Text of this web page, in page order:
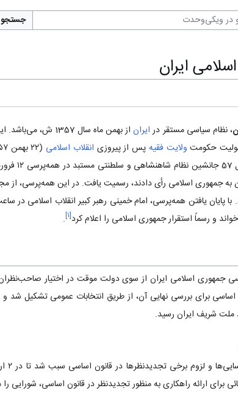
جستجو
ایران
، نظام سیاسی مستقر درایران
از بهمن ماه سال
حکومت ولایت فقیه پس از پیروزی انقلاب اسلامی (۲۲ بهمن ۱۳۵۷) به رهبری
و رسماً استقرار جمهوری اسلامی را اعلام کرد[۱]
.
برای بررسی نهایی آن‌، از طریق انتخابات عمومی تشکیل شد
شریف ایران رسید.
ارائه راهکاری به منظور تجدیدنظر در قانون اساسی‌، شورایی را